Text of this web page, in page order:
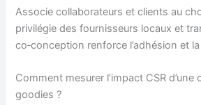
Associe collaborateurs et clients au
privilégie des fournisseurs locaux et
co‑conception renforce l’adhésion et
Comment mesurer l’impact CSR d’une
goodies ?